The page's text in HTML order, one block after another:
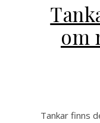
om
Tankar finns det gott om men svårt med orden